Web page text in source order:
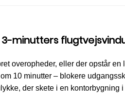
3-minutters
overopheder, eller der opstår
10 minutter – blokere
der skete i en